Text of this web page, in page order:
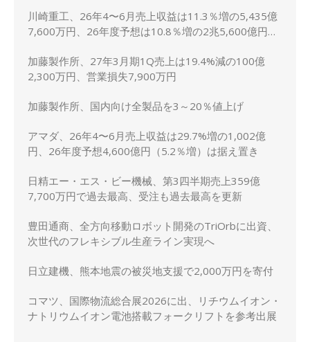
川崎重工、26年4〜6月売上収益は11.3％増の5,435億
7,600万円、26年度予想は10.8％増の2兆5,600億円に
加藤製作所、27年3月期1Q売上は19.4%減の100億
2,300万円、営業損失7,900万円
加藤製作所、国内向け全製品を3～20％値上げ
アマダ、26年4〜6月売上収益は29.7%増の1,002億
円、26年度予想4,600億円（5.2％増）は据え置き
日精エー・エス・ビー機械、第3四半期売上359億
7,700万円で過去最高、受注も過去最高を更新
豊田通商、全方向移動ロボット開発のTriOrbに出資、
次世代のフレキシブル生産ライン実現へ
日立建機、熊本地震の被災地支援で2,000万円を寄付
コマツ、国際物流総合展2026に出、リチウムイオン・
ナトリウムイオン電池搭載フォークリフトを参考出展